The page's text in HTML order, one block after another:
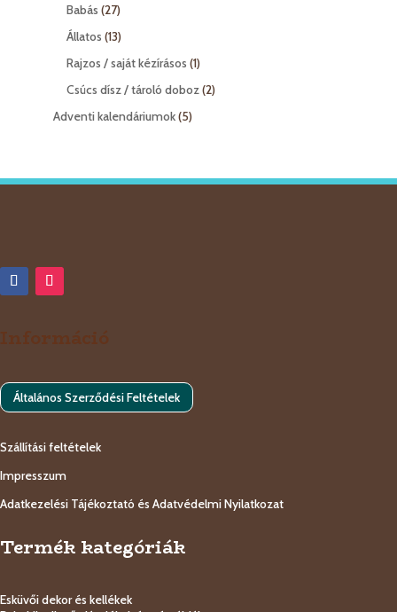
Babás 2727
termék
Állatos 1313
termék
Rajzos / saját kézírásos 11
termék
Csúcs dísz / tároló doboz 22
Adventi kalendáriumok 55
Információ
Általános Szerződési Feltételek
Szállítási feltételek
Impresszum
Adatkezelési Tájékoztató és Adatvédelmi Nyilatkozat
Termék kategóriák
Esküvői dekor és kellékek